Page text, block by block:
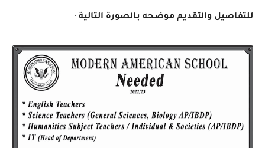
للتفاصيل والتقديم موضحه بالصورة التالية :